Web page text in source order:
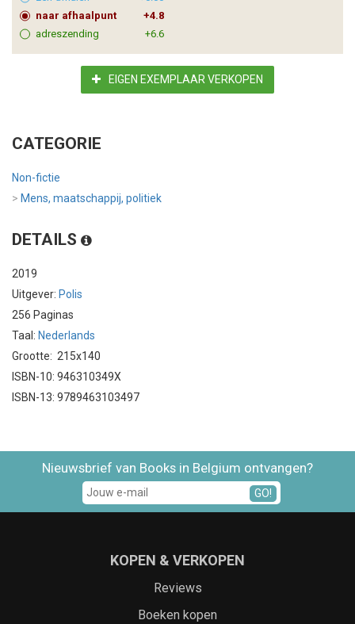
naar afhaalpunt
+4.8
adreszending
+6.6
EIGEN EXEMPLAAR VERKOPEN
CATEGORIE
Non-fictie
> Mens, maatschappij, politiek
DETAILS
2019
Uitgever: Polis
256 Paginas
Taal: Nederlands
Grootte: 215x140
ISBN-10: 946310349X
ISBN-13: 9789463103497
Nieuwsbrief van Books in Belgium ontvangen?
GO!
KOPEN & VERKOPEN
Reviews
Boeken kopen